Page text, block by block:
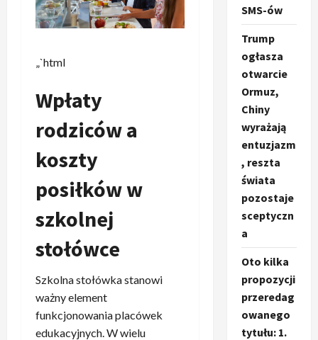
„`html
Wpłaty
rodziców a
koszty
posiłków w
szkolnej
stołówce
Szkolna stołówka stanowi
ważny element
funkcjonowania placówek
edukacyjnych. W wielu
SMS-ów
Trump
ogłasza
otwarcie
Ormuz,
Chiny
wyrażają
entuzjazm
, reszta
świata
pozostaje
sceptyczn
a
Oto kilka
propozycji
przeredag
owanego
tytułu: 1.